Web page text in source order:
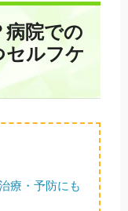
病院での
セルフケ
療・予防にも